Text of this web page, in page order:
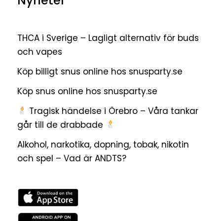
THCA i Sverige – Lagligt alternativ för buds
och vapes
Köp billigt snus online hos snusparty.se
Köp snus online hos snusparty.se
Tragisk händelse i Örebro – Våra tankar
går till de drabbade
Alkohol, narkotika, dopning, tobak, nikotin
och spel – Vad är ANDTS?